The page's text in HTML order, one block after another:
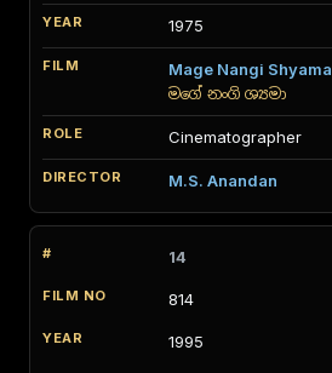
1975
Mage Nangi Shyama
මගේ නංගි ශ්‍යමා
Cinematographer
M.S. Anandan
14
814
1995